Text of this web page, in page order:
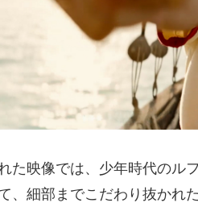
た映像では、少年時代のル
、細部までこだわり抜かれ